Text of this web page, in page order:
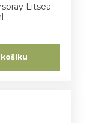
Litsea